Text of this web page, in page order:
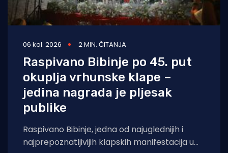
06 kol. 2026 2 MIN. ČITANJA
Raspivano Bibinje po 45. put
okuplja vrhunske klape –
jedina nagrada je pljesak
publike
Raspivano Bibinje, jedna od najuglednijih i
najprepoznatljivijih klapskih manifestacija u